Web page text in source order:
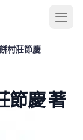
村莊節慶
節慶 著